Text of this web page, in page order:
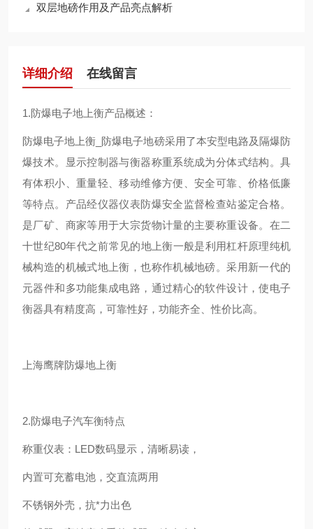
双层地磅作用及产品亮点解析
详细介绍 在线留言
1.防爆电子地上衡产品概述：
防爆电子地上衡_防爆电子地磅采用了本安型电路及隔爆防
爆技术。显示控制器与衡器称重系统成为分体式结构。具
有体积小、重量轻、移动维修方便、安全可靠、价格低廉
等特点。产品经仪器仪表防爆安全监督检查站鉴定合格。
是厂矿、商家等用于大宗货物计量的主要称重设备。在二
十世纪80年代之前常见的地上衡一般是利用杠杆原理纯机
械构造的机械式地上衡，也称作机械地磅。采用新一代的
元器件和多功能集成电路，通过精心的软件设计，使电子
衡器具有精度高，可靠性好，功能齐全、性价比高。
上海鹰牌防爆地上衡
2.防爆电子汽车衡特点
称重仪表：LED数码显示，清晰易读，
内置可充蓄电池，交直流两用
不锈钢外壳，抗*力出色